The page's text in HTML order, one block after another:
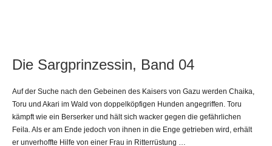
Die Sargprinzessin, Band 04
Auf der Suche nach den Gebeinen des Kaisers von Gazu werden Chaika,
Toru und Akari im Wald von doppelköpfigen Hunden angegriffen. Toru
kämpft wie ein Berserker und hält sich wacker gegen die gefährlichen
Feila. Als er am Ende jedoch von ihnen in die Enge getrieben wird, erhält
er unverhoffte Hilfe von einer Frau in Ritterrüstung …